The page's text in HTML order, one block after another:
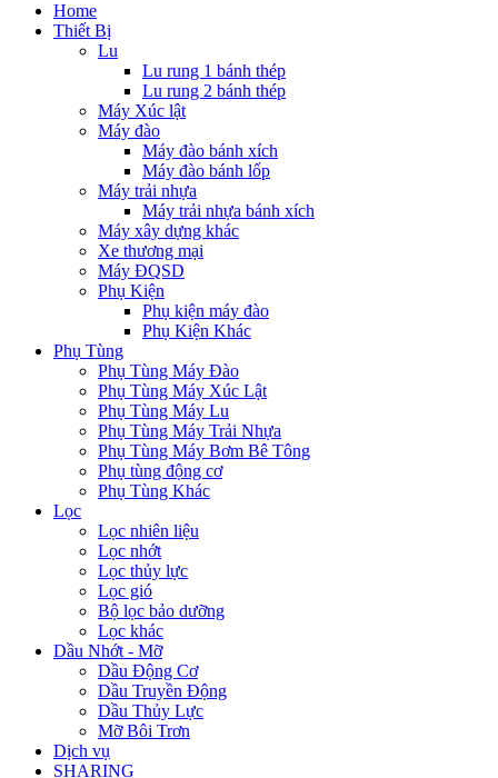
Home
Thiết Bị
Lu
Lu rung 1 bánh thép
Lu rung 2 bánh thép
Máy Xúc lật
Máy đào
Máy đào bánh xích
Máy đào bánh lốp
Máy trải nhựa
Máy trải nhựa bánh xích
Máy xây dựng khác
Xe thương mại
Máy ĐQSD
Phụ Kiện
Phụ kiện máy đào
Phụ Kiện Khác
Phụ Tùng
Phụ Tùng Máy Đào
Phụ Tùng Máy Xúc Lật
Phụ Tùng Máy Lu
Phụ Tùng Máy Trải Nhựa
Phụ Tùng Máy Bơm Bê Tông
Phụ tùng động cơ
Phụ Tùng Khác
Lọc
Lọc nhiên liệu
Lọc nhớt
Lọc thủy lực
Lọc gió
Bộ lọc bảo dưỡng
Lọc khác
Dầu Nhớt - Mỡ
Dầu Động Cơ
Dầu Truyền Động
Dầu Thủy Lực
Mỡ Bôi Trơn
Dịch vụ
SHARING